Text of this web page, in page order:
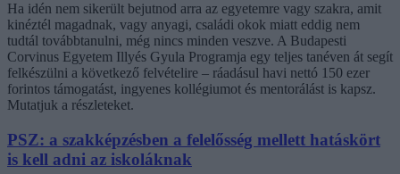
Ha idén nem sikerült bejutnod arra az egyetemre vagy szakra, amit
kinéztél magadnak, vagy anyagi, családi okok miatt eddig nem
tudtál továbbtanulni, még nincs minden veszve. A Budapesti
Corvinus Egyetem Illyés Gyula Programja egy teljes tanéven át segít
felkészülni a következő felvételire – ráadásul havi nettó 150 ezer
forintos támogatást, ingyenes kollégiumot és mentorálást is kapsz.
Mutatjuk a részleteket.
PSZ: a szakképzésben a felelősség mellett hatáskört
is kell adni az iskoláknak